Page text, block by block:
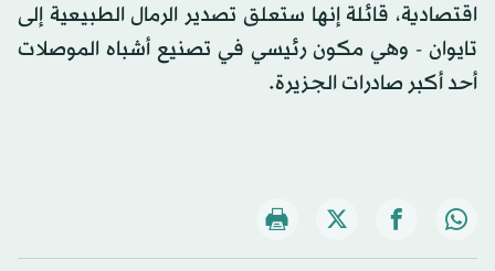
اقتصادية، قائلة إنها ستعلق تصدير الرمال الطبيعية إلى
تايوان - وهي مكون رئيسي في تصنيع أشباه الموصلات
أحد أكبر صادرات الجزيرة.